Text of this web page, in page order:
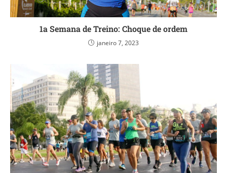
1a Semana de Treino: Choque de ordem
janeiro 7, 2023